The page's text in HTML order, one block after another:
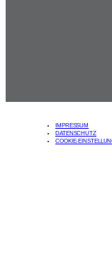
IMPRESSUM
DATENSCHUTZ
COOKIE-